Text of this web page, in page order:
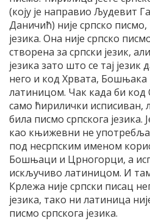
(коју је направио Људевит
Даничић) није српско писмо,
језика. Она није српско
створена за српски језик,
језика зато што се тај
него и код Хрвата,
латиницом. Чак када би код
само ћирилички исписиван,
била писмо српскога језика.
као књижевни не
под несрпским именом
Бошњаци и Црногорци, а
искључиво латиницом. И
Крлежа није српски писац
језика, тако ни латиница
писмо српскога језика.